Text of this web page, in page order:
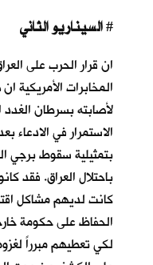
#
المخابرات الأمريكية
لأصابته بسرطان
الاستمرار في الادعاء
بتمثيلية سقوط برجي
باحتلال العراق. فقد
كانت لديهم مشاكل
الحفاظ على حكومة
لكي تعطيهم مبرراً